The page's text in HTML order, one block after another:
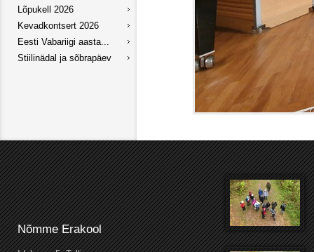
Lõpukell 2026
Kevadkontsert 2026
Eesti Vabariigi aasta...
Stiilinädal ja sõbrapäev
Nõmme Erakool